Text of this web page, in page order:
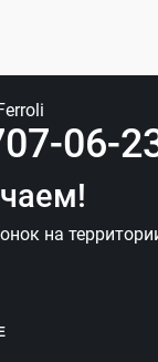
06-
на